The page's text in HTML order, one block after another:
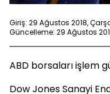
Giriş: 29 Ağustos 2018,
Güncelleme: 29 Ağustos
ABD borsaları işlem
Dow Jones Sanayi